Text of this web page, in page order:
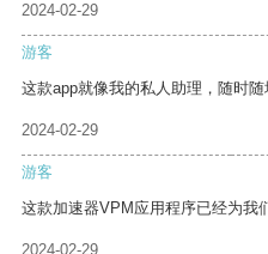
2024-02-29
游客
这款app就像我的私人助理，随时随
2024-02-29
游客
这款加速器VPM应用程序已经为我
2024-02-29